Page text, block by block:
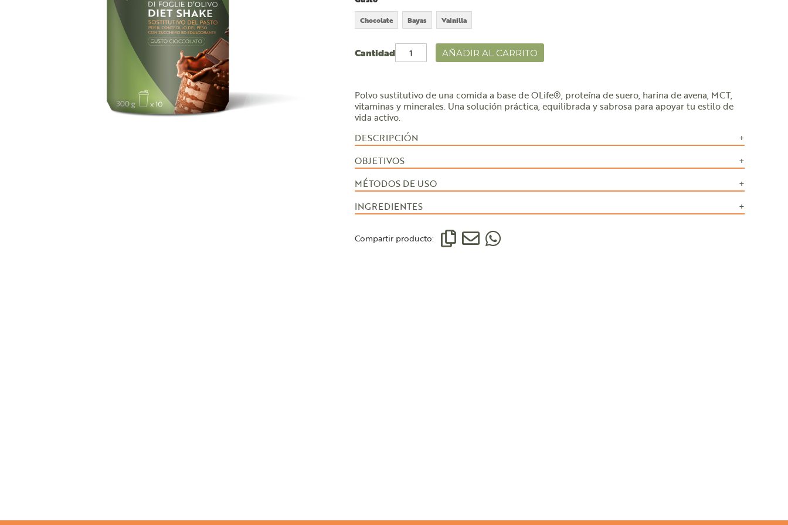
Chocolate Bayas Vainilla
Cantidad AÑADIR AL CARRITO
Polvo sustitutivo de una comida a base de OLife®, proteína de suero, harina de avena, MCT,
vitaminas y minerales. Una solución práctica, equilibrada y sabrosa para apoyar tu estilo de
vida activo.
DESCRIPCIÓN
OBJETIVOS
MÉTODOS DE USO
INGREDIENTES
Compartir producto: